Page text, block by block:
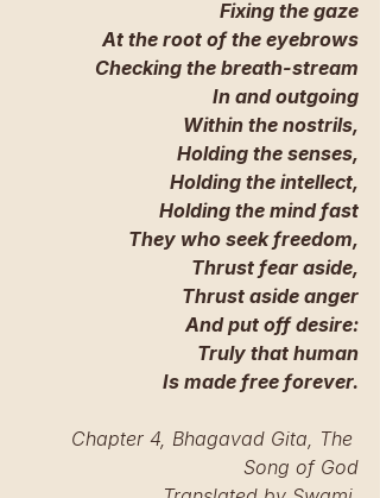
Fixing the gaze
At the root of the eyebrows
Checking the breath-stream
In and outgoing
Within the nostrils,
Holding the senses,
Holding the intellect,
Holding the mind fast
They who seek freedom,
Thrust fear aside,
Thrust aside anger
And put off desire:
Truly that human
Is made free forever.
Chapter 4, Bhagavad Gita, The
Song of God